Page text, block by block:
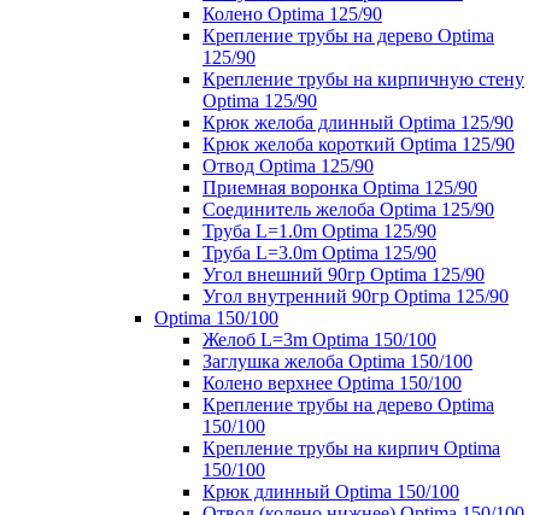
Колено Optima 125/90
Крепление трубы на дерево Optima
125/90
Крепление трубы на кирпичную стену
Optima 125/90
Крюк желоба длинный Optima 125/90
Крюк желоба короткий Optima 125/90
Отвод Optima 125/90
Приемная воронка Optima 125/90
Соединитель желоба Optima 125/90
Труба L=1.0m Optima 125/90
Труба L=3.0m Optima 125/90
Угол внешний 90гр Optima 125/90
Угол внутренний 90гр Optima 125/90
Optima 150/100
Желоб L=3m Optima 150/100
Заглушка желоба Optima 150/100
Колено верхнее Optima 150/100
Крепление трубы на дерево Optima
150/100
Крепление трубы на кирпич Optima
150/100
Крюк длинный Optima 150/100